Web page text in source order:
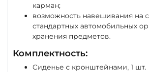
карман;
возможность навешивания на
стандартных автомобильных
хранения предметов.
Комплектность:
Сиденье с кронштейнами, 1 шт.